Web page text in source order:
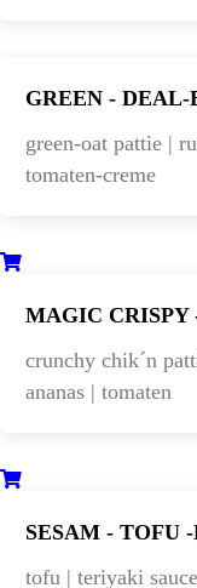
GREEN - DEAL-
green-oat pattie |
tomaten-creme
MAGIC CRISPY
crunchy chik´n
ananas | tomaten
SESAM - TOFU
tofu | teriyaki